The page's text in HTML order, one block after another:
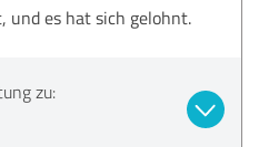
und es hat sich gelohnt.
zu: